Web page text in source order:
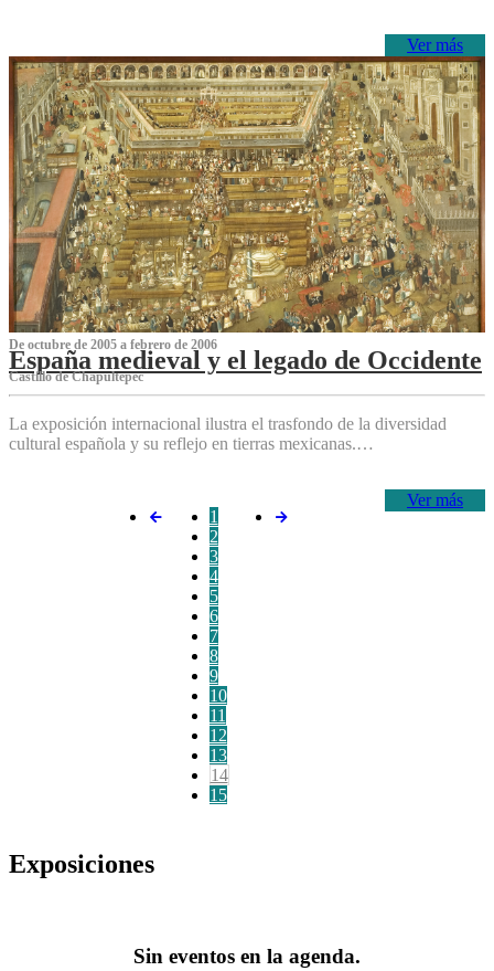
Ver más
De octubre de 2005 a febrero de 2006
España medieval y el legado de Occidente
Castillo de Chapultepec
La exposición internacional ilustra el trasfondo de la diversidad
cultural española y su reflejo en tierras mexicanas.…
Ver más
1
2
3
4
5
6
7
8
9
10
11
12
13
14
15
Exposiciones
Sin eventos en la agenda.